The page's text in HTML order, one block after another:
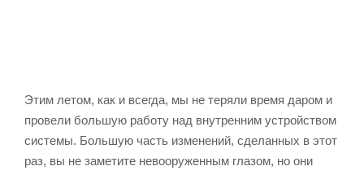
Этим летом, как и всегда, мы не теряли время даром и
провели большую работу над внутренним устройством
системы. Большую часть изменений, сделанных в этот
раз, вы не заметите невооруженным глазом, но они